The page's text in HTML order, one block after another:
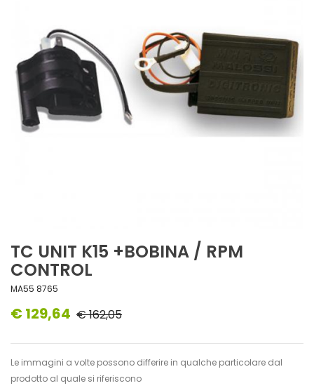
TC UNIT K15 +BOBINA / RPM
CONTROL
MA55 8765
€ 129,64 € 162,05
Le immagini a volte possono differire in qualche particolare dal
prodotto al quale si riferiscono